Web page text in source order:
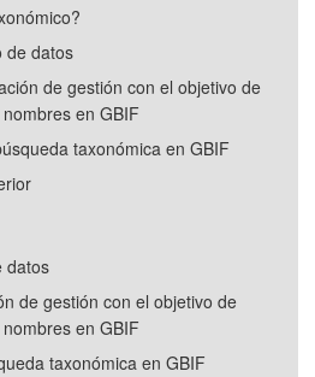
de datos
de gestión con el objetivo de
en GBIF
taxonómica en GBIF
datos
de gestión con el objetivo de
en GBIF
taxonómica en GBIF